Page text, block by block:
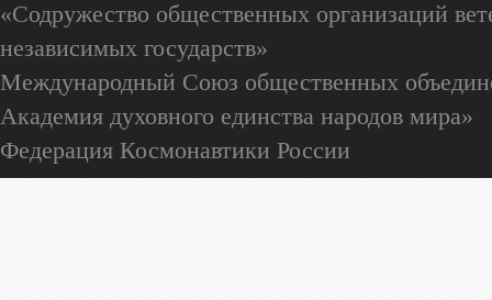
«Содружество общественных организаций
независимых государств»
Международный Союз общественных
Академия духовного единства народов мира»
Федерация Космонавтики России